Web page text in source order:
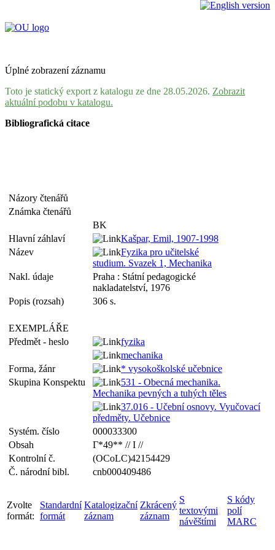
Úplné zobrazení záznamu
Toto je statický export z katalogu ze dne 28.05.2026. Zobrazit
aktuální podobu v katalogu.
Bibliografická citace
Názory čtenářů
Známka čtenářů
BK
Hlavní záhlaví
Kašpar, Emil, 1907-1998
Název
Fyzika pro učitelské
studium. Svazek 1, Mechanika
Nakl. údaje
Praha : Státní pedagogické
nakladatelství, 1976
Popis (rozsah)
306 s.
EXEMPLÁŘE
Předmět - heslo
fyzika
mechanika
Forma, žánr
* vysokoškolské učebnice
Skupina Konspektu
531 - Obecná mechanika.
Mechanika pevných a tuhých těles
37.016 - Učební osnovy. Vyučovací
předměty. Učebnice
Systém. číslo
000033300
Obsah
Г*49** // I //
Kontrolní č.
(OCoLC)42154429
Č. národní bibl.
cnb000409486
Zvolte
formát:
Standardní
formát
Katalogizační
záznam
Zkrácený
záznam
S
textovými
návěštími
S kódy
polí
MARC